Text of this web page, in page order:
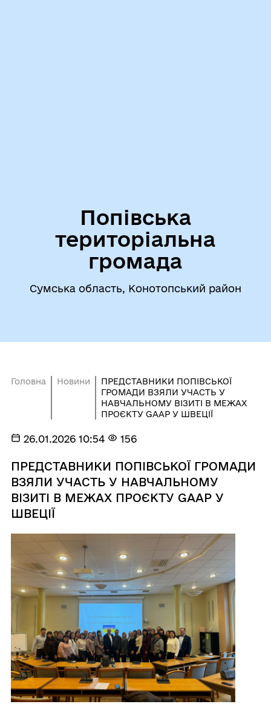
Попівська
територіальна
громада
Сумська область, Конотопський район
Головна Новини
ПРЕДСТАВНИКИ ПОПІВСЬКОЇ
ГРОМАДИ ВЗЯЛИ УЧАСТЬ У
НАВЧАЛЬНОМУ ВІЗИТІ В МЕЖАХ
ПРОЄКТУ GAAP У ШВЕЦІЇ
26.01.2026 10:54 156
ПРЕДСТАВНИКИ ПОПІВСЬКОЇ ГРОМАДИ
ВЗЯЛИ УЧАСТЬ У НАВЧАЛЬНОМУ
ВІЗИТІ В МЕЖАХ ПРОЄКТУ GAAP У
ШВЕЦІЇ